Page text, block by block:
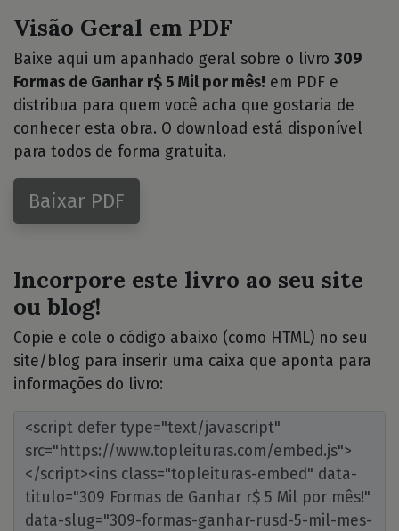
Visão Geral em PDF
Baixe aqui um apanhado geral sobre o livro 309
Formas de Ganhar r$ 5 Mil por mês! em PDF e
distribua para quem você acha que gostaria de
conhecer esta obra. O download está disponível
para todos de forma gratuita.
Baixar PDF
Incorpore este livro ao seu site
ou blog!
Copie e cole o código abaixo (como HTML) no seu
site/blog para inserir uma caixa que aponta para
informações do livro: